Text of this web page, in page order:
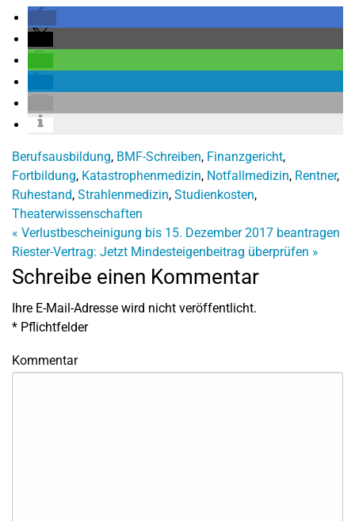
Berufsausbildung, BMF-Schreiben, Finanzgericht,
Fortbildung, Katastrophenmedizin, Notfallmedizin, Rentner,
Ruhestand, Strahlenmedizin, Studienkosten,
Theaterwissenschaften
« Verlustbescheinigung bis 15. Dezember 2017 beantragen
Riester-Vertrag: Jetzt Mindesteigenbeitrag überprüfen »
Schreibe einen Kommentar
Ihre E-Mail-Adresse wird nicht veröffentlicht.
* Pflichtfelder
Kommentar